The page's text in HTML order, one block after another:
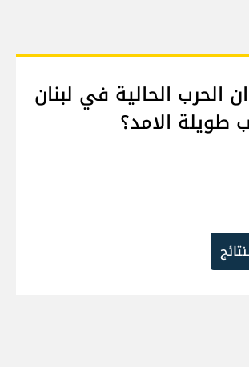
الحرب الحالية في لبنان
طويلة الامد؟